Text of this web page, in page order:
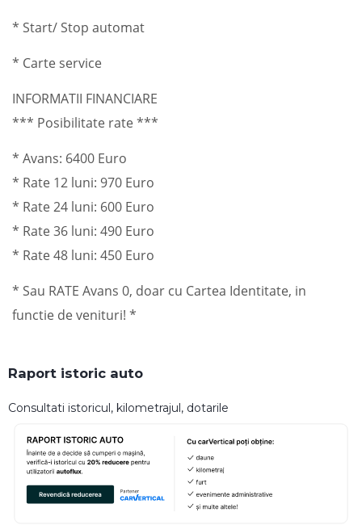
* Start/ Stop automat
* Carte service
INFORMATII FINANCIARE
*** Posibilitate rate ***
* Avans: 6400 Euro
* Rate 12 luni: 970 Euro
* Rate 24 luni: 600 Euro
* Rate 36 luni: 490 Euro
* Rate 48 luni: 450 Euro
* Sau RATE Avans 0, doar cu Cartea Identitate, in
functie de venituri! *
Raport istoric auto
Consultati istoricul, kilometrajul, dotarile